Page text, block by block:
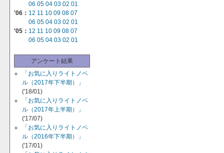
06 05 04 03 02 01
'06： 12 11 10 09 08 07
06 05 04 03 02 01
'05： 12 11 10 09 08 07
06 05 04 03 02 01
アンケート結果
「お気に入りライトノベ
ル（2017年下半期）」
('18/01)
「お気に入りライトノベ
ル（2017年上半期）」
('17/07)
「お気に入りライトノベ
ル（2016年下半期）」
('17/01)